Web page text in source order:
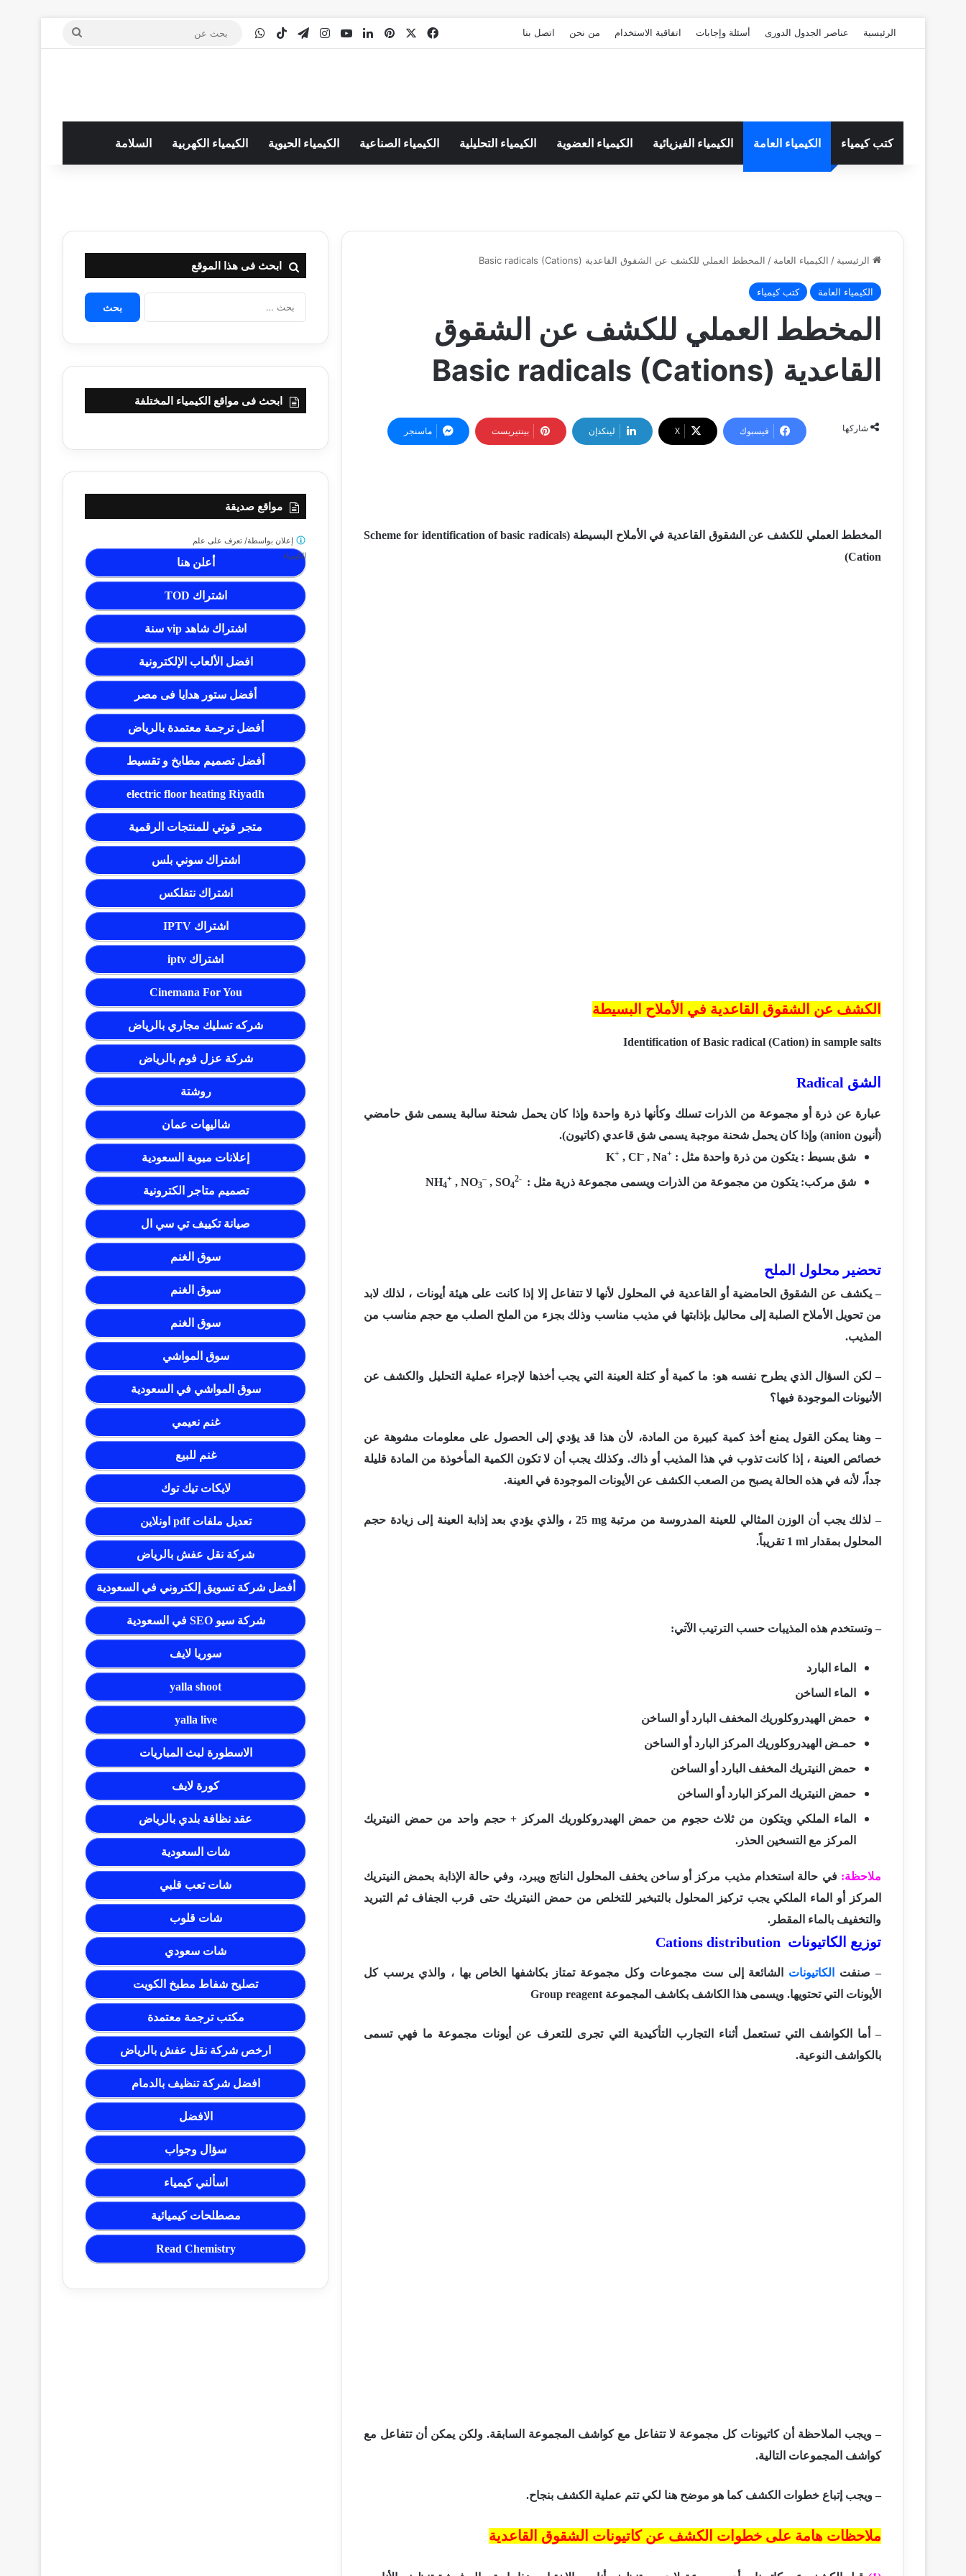
الرئيسية عناصر الجدول الدورى أسئلة وإجابات اتفاقية الاستخدام من نحن اتصل بنا فيسبوك بينتيريست
لينكدإن‫YouTube
انستقرام
تيلقرام ‫TikTokواتساب
بحث
كتب كيمياء الكيمياء العامة الكيمياء الفيزيائية الكيمياء العضوية الكيمياء التحليلية الكيمياء الصناعية الكيمياء الحيوية الكيمياء الكهربية السلامة
الرئيسية / الكيمياء العامة / المخطط العملي للكشف عن الشقوق القاعدية (Basic radicals (Cations
الكيمياء العامة كتب كيمياء
المخطط العملي للكشف عن الشقوق
القاعدية (Basic radicals (Cations
شاركها فيسبوك ‫X لينكدإن بينتيريست ماسنجر
المخطط العملي للكشف عن الشقوق القاعدية في الأملاح البسيطة (Scheme for identification of basic radicals
(Cation
الكشف عن الشقوق القاعدية في الأملاح البسيطة
Identification of Basic radical (Cation) in sample salts
الشق Radical
عبارة عن ذرة أو مجموعة من الذرات تسلك وكأنها ذرة واحدة وإذا كان يحمل شحنة سالبة يسمى شق حامضي
(أنيون (anion وإذا كان يحمل شحنة موجبة يسمى شق قاعدي (كاتيون).
شق بسيط : يتكون من ذرة واحدة مثل :
K+ , Cl– , Na+
شق مركب: يتكون من مجموعة من الذرات ويسمى مجموعة ذرية مثل : NH4
+ , NO3
– , SO4
2-
تحضير محلول الملح
– يكشف عن الشقوق الحامضية أو القاعدية في المحلول لأنها لا تتفاعل إلا إذا كانت على هيئة أيونات ، لذلك لابد
من تحويل الأملاح الصلبة إلى محاليل بإذابتها في مذيب مناسب وذلك بجزء من الملح الصلب مع حجم مناسب من
المذيب.
– لكن السؤال الذي يطرح نفسه هو: ما كمية أو كتلة العينة التي يجب أخذها لإجراء عملية التحليل والكشف عن
الأنيونات الموجودة فيها؟
– وهنا يمكن القول يمنع أخذ كمية كبيرة من المادة، لأن هذا قد يؤدي إلى الحصول على معلومات مشوهة عن
خصائص العينة ، إذا كانت تذوب في هذا المذيب أو ذاك. وكذلك يجب أن لا تكون الكمية المأخوذة من المادة قليلة
جداً، لأنه في هذه الحالة يصبح من الصعب الكشف عن الأيونات الموجودة في العينة.
– لذلك يجب أن الوزن المثالي للعينة المدروسة من مرتبة25 mg ، والذي يؤدي بعد إذابة العينة إلى زيادة حجم
المحلول بمقدار 1 ml تقريباً.
– وتستخدم هذه المذيبات حسب الترتيب الآتي:
الماء البارد
الماء الساخن
حمض الهيدروكلوريك المخفف البارد أو الساخن
حمـض الهيدروكلوريك المركز البارد أو الساخن
حمض النيتريك المخفف البارد أو الساخن
حمض النيتريك المركز البارد أو الساخن
الماء الملكي ويتكون من ثلاث حجوم من حمض الهيدروكلوريك المركز + حجم واحد من حمض النيتريك
المركز مع التسخين الحذر.
ملاحظة:في حالة استخدام مذيب مركز أو ساخن يخفف المحلول الناتج ويبرد، وفي حالة الإذابة بحمض النيتريك
المركز أو الماء الملكي يجب تركيز المحلول بالتبخير للتخلص من حمض النيتريك حتى قرب الجفاف ثم التبريد
والتخفيف بالماء المقطر.
توزيع الكاتيونات Cations distribution
– صنفت الكاتيونات الشائعة إلى ست مجموعات وكل مجموعة تمتاز بكاشفها الخاص بها ، والذي يرسب كل
الأيونات التي تحتويها. ويسمى هذا الكاشف بكاشف المجموعة Group reagent
– أما الكواشف التي تستعمل أثناء التجارب التأكيدية التي تجرى للتعرف عن أيونات مجموعة ما فهي تسمى
بالكواشف النوعية.
– ويجب الملاحظة أن كاتيونات كل مجموعة لا تتفاعل مع كواشف المجموعة السابقة. ولكن يمكن أن تتفاعل مع
كواشف المجموعات التالية.
– ويجب إتباع خطوات الكشف كما هو موضح هنا لكي تتم عملية الكشف بنجاح.
ملاحظات هامة على خطوات الكشف عن كاتيونات الشقوق القاعدية
ابحث فى هذا الموقع
البحث
ابحث فى مواقع الكيمياء المختلفة
مواقع صديقة
أعلن هنا
اشتراك TOD
اشتراك شاهد vip سنة
افضل الألعاب الإلكترونية
أفضل ستور هدايا فى مصر
أفضل ترجمة معتمدة بالرياض
أفضل تصميم مطابخ و تقسيط
electric floor heating Riyadh
متجر قوتي للمنتجات الرقمية
اشتراك سوني بلس
اشتراك نتفلكس
اشتراك IPTV
اشتراك iptv
Cinemana For You
شركه تسليك مجاري بالرياض
شركة عزل فوم بالرياض
روشتة
شاليهات عمان
إعلانات مبوبة السعودية
تصميم متاجر الكترونية
صيانة تكييف تي سي ال
سوق الغنم
سوق الغنم
سوق الغنم
سوق المواشي
سوق المواشي في السعودية
غنم نعيمي
غنم للبيع
لايكات تيك توك
تعديل ملفات pdf اونلاين
شركة نقل عفش بالرياض
أفضل شركة تسويق إلكتروني في السعودية
شركة سيو SEO في السعودية
سوريا لايف
yalla shoot
yalla live
الاسطورة لبث المباريات
كورة لايف
عقد نظافة بلدي بالرياض
شات السعودية
شات تعب قلبي
شات قلوب
شات سعودي
تصليح شفاط مطبخ الكويت
مكتب ترجمة معتمدة
ارخص شركة نقل عفش بالرياض
افضل شركة تنظيف بالدمام
الافضل
سؤال وجواب
اسألني كيمياء
مصطلحات كيميائية
Read Chemistry
إعلان بواسطة/تعرف على علم
الكيمياء